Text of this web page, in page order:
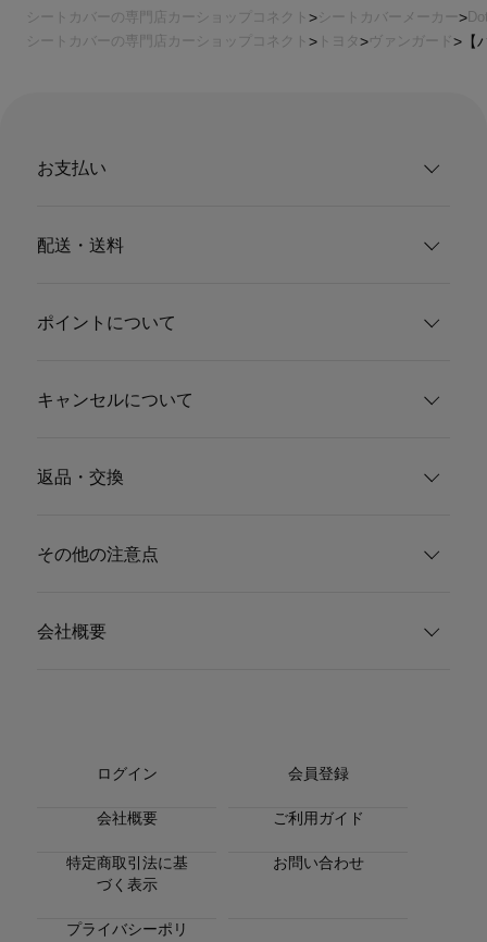
シートカバーの専門店カーショップコネクト シートカバーメーカー
シートカバーの専門店カーショップコネクト
トヨタ ヴァンガード 【
お支払い
配送・送料
ポイントについて
キャンセルについて
返品・交換
その他の注意点
会社概要
ログイン 会員登録
会社概要 ご利用ガイド
特定商取引法に基
づく表示
お問い合わせ
プライバシーポリ